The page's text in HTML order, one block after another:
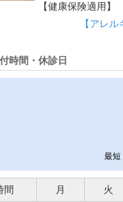
【健康保険適用】
【アレ
時間・休診日
最短
間 月 火